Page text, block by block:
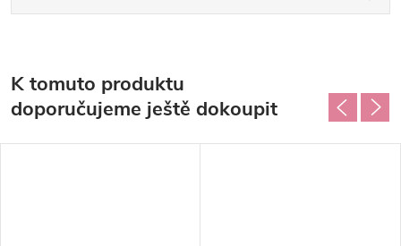
K tomuto produktu
doporučujeme ještě dokoupit